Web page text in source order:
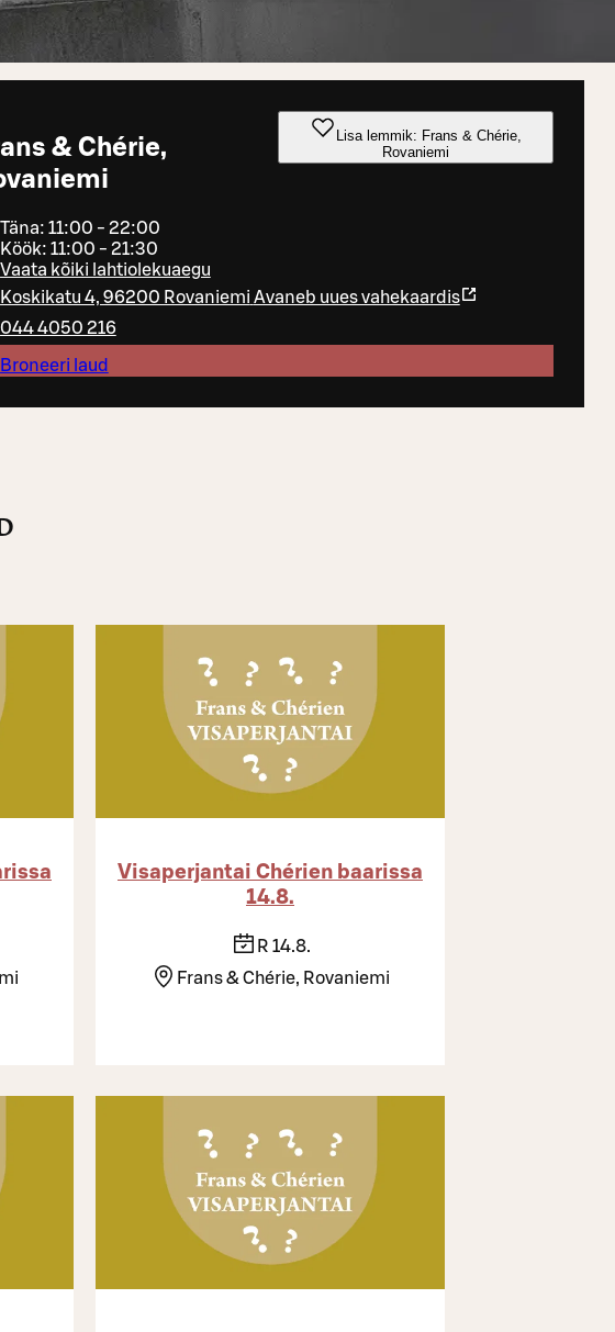
& Chérie,
Lisa lemmik: Frans & Chérie,
Rovaniemi
Täna: 11:00 - 22:00
Köök: 11:00 - 21:30
Vaata kõiki lahtiolekuaegu
Koskikatu 4, 96200 Rovaniemi Avaneb uues vahekaardis
044 4050 216
Broneeri laud
Visaperjantai Chérien baarissa
14.8.
R 14.8.
Frans & Chérie, Rovaniemi